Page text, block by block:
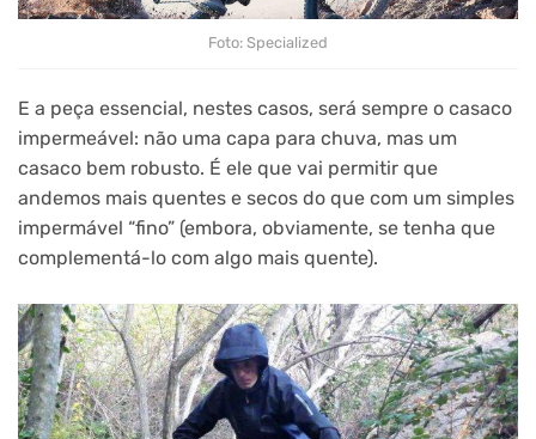
Foto: Specialized
E a peça essencial, nestes casos, será sempre o casaco
impermeável: não uma capa para chuva, mas um
casaco bem robusto. É ele que vai permitir que
andemos mais quentes e secos do que com um simples
impermável “fino” (embora, obviamente, se tenha que
complementá-lo com algo mais quente).